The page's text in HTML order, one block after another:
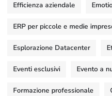
Efficienza aziendale
ERP per piccole e medie
Esplorazione Datacenter
Eventi esclusivi Evento a
Formazione professionale